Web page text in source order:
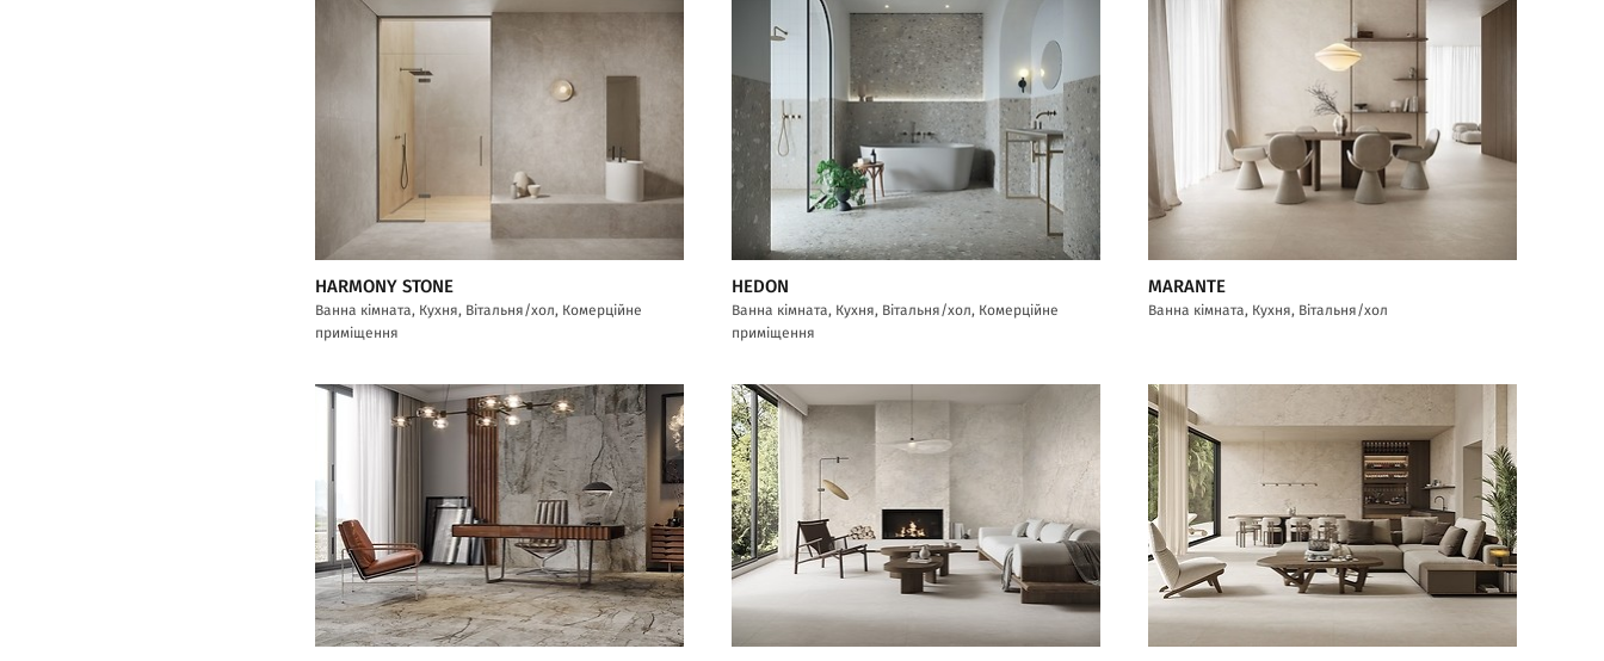
HARMONY STONE
Ванна кімната, Кухня, Вітальня/хол, Комерційне
приміщення
HEDON
Ванна кімната, Кухня, Вітальня/хол, Комерційне
приміщення
MARANTE
Ванна кімната, Кухня, Вітальня/хол